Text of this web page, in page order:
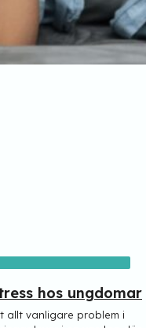
hos ungdomar
allt vanligare problem i